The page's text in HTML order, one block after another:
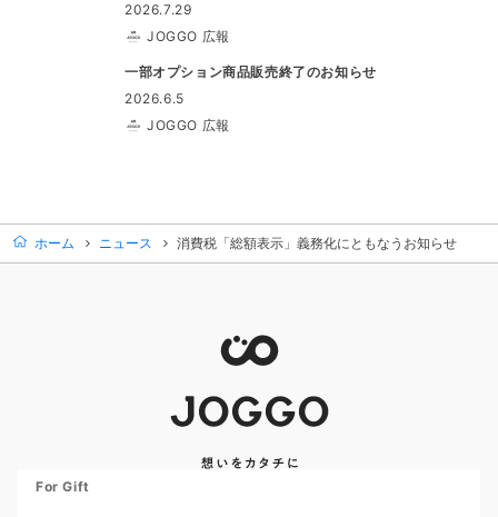
2026.7.29
JOGGO 広報
一部オプション商品販売終了のお知らせ
2026.6.5
JOGGO 広報
ホーム ニュース 消費税「総額表示」義務化にともなうお知らせ
For Gift